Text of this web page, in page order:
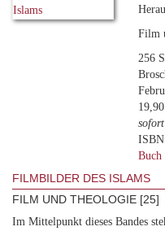
Film
256
Buch
FILMBILDER DES ISLAMS
FILM UND THEOLOGIE [25]
Im Mittelpunkt dieses Bandes